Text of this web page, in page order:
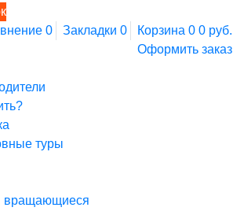
0 Закладки 0 Корзина 0 0 руб.
Оформить заказ
туры
вращающиеся